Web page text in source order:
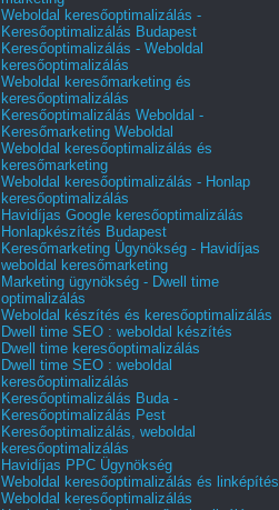
Weboldal keresőoptimalizálás -
Keresőoptimalizálás Budapest
Keresőoptimalizálás - Weboldal
keresőoptimalizálás
Weboldal keresőmarketing és
keresőoptimalizálás
Keresőoptimalizálás Weboldal -
Keresőmarketing Weboldal
Weboldal keresőoptimalizálás és
keresőmarketing
Weboldal keresőoptimalizálás - Honlap
keresőoptimalizálás
Havidíjas Google keresőoptimalizálás
Honlapkészítés Budapest
Keresőmarketing Ügynökség - Havidíjas
weboldal keresőmarketing
Marketing ügynökség - Dwell time
optimalizálás
Weboldal készítés és keresőoptimalizálás
Dwell time SEO : weboldal készítés
Dwell time keresőoptimalizálás
Dwell time SEO : weboldal
keresőoptimalizálás
Keresőoptimalizálás Buda -
Keresőoptimalizálás Pest
Keresőoptimalizálás, weboldal
keresőoptimalizálás
Havidíjas PPC Ügynökség
Weboldal keresőoptimalizálás és linképítés
Weboldal keresőoptimalizálás